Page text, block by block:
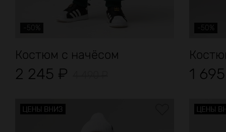
-50%
Костюм с начёсом
2 245 ₽
-50%
1